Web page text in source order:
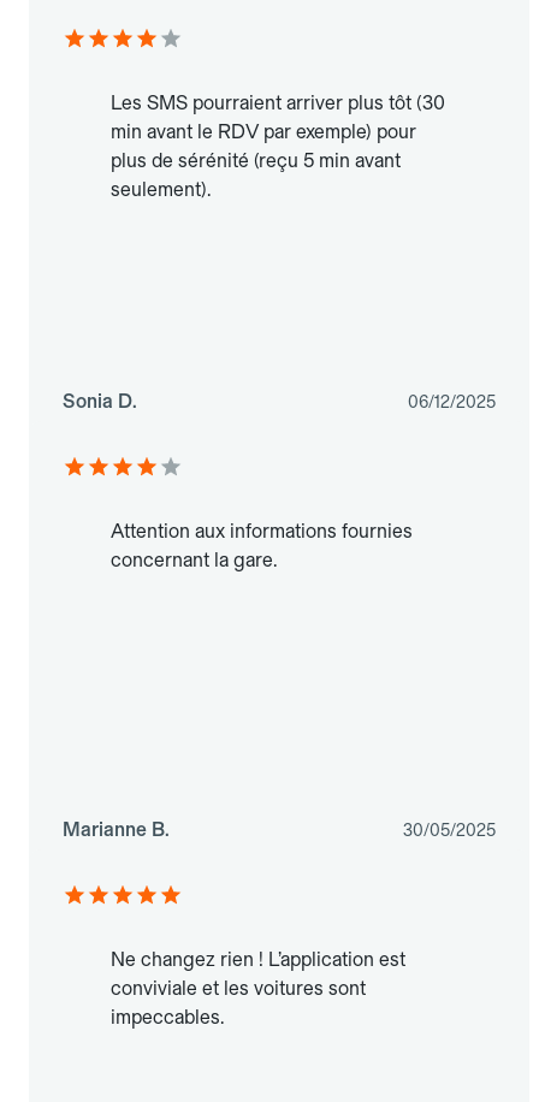
Les SMS pourraient arriver plus tôt (30
min avant le RDV par exemple) pour
plus de sérénité (reçu 5 min avant
seulement).
Sonia D. 06/12/2025
Attention aux informations fournies
concernant la gare.
Marianne B. 30/05/2025
Ne changez rien ! L’application est
conviviale et les voitures sont
impeccables.